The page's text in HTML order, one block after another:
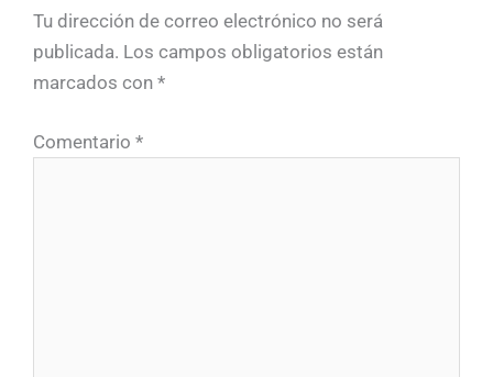
Tu dirección de correo electrónico no será
publicada. Los campos obligatorios están
marcados con *
Comentario *